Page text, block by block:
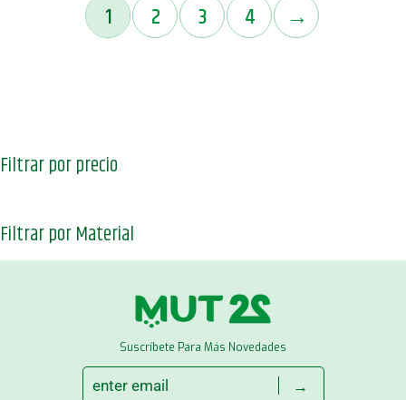
1 2 3 4 →
Filtrar por precio
Filtrar por Material
Suscríbete Para Más Novedades
→